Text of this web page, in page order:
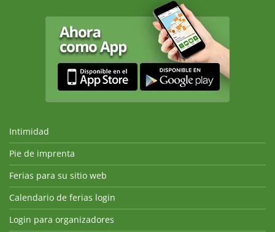
Intimidad
Pie de imprenta
Ferias para su sitio web
Calendario de ferias login
Login para organizadores